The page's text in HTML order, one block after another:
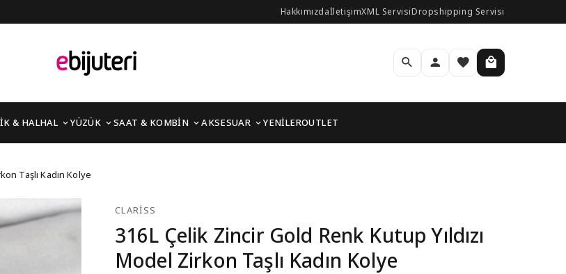
HakkımızdaİletişimXML ServisiDropshipping Servisi
& HALHAL YÜZÜK SAAT & KOMBİN AKSESUAR YENİLEROUTLET
Yıldızı Model Zirkon Taşlı Kadın
Taşlı Kadın Kolye
CLARISS
316L Çelik Zincir Gold Renk Kutup Yıldızı
Model Zirkon Taşlı Kadın Kolye